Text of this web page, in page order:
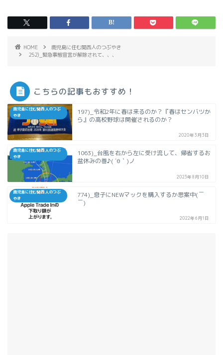
HOME
鹿児島に住む関西人のつぶやき
252)_緊急事態宣言が解除されて、、、
こちらの記事もおすすめ！
鹿児島に住む関西人のつぶ
やき
197)_令和2年に春は来るのか？『春はセンバツか
ら』の高校野球は開催されるのか？
2020年3月3日
鹿児島に住む関西人のつぶ
やき
1063)_台風を右から左に受け流して、帰省するお
盆休みの巻♪( ´θ｀)ノ
2023年8月10日
鹿児島に住む関西人のつぶ
やき
774)_息子にNEWマックを購入するか思案中(￣
￣)
2022年6月1日